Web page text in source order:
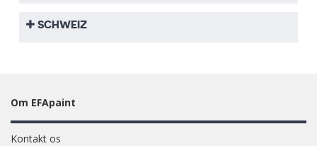
SCHWEIZ
Om EFApaint
Kontakt os